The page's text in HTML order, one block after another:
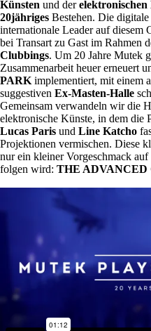
Künsten und der
20jähriges Bestehen. Die
internationale Leader auf diesem
bei Transart zu Gast im Rahmen
Clubbings. Um 20 Jahre Mutek
Zusammenarbeit heuer erneuert
PARK implementiert, mit einem
suggestiven Ex-Masten-Halle
Gemeinsam verwandeln wir die
elektronische Künste, in dem die
Lucas Paris und Line Katcho
Projektionen vermischen. Diese
nur ein kleiner Vorgeschmack
folgen wird: THE